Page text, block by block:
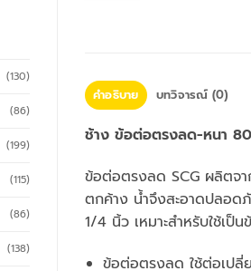
(130)
(86)
(199)
(115)
(86)
(138)
คำอธิบาย บทวิจารณ์ (0)
ช้าง ข้อต่อตรงลด-หนา
ข้อต่อตรงลด SCG ผลิตจ
ตกค้าง น้ำจึงสะอาดปลอด
1/4 นิ้ว เหมาะสำหรับใช้เป็
ข้อต่อตรงลด ใช้ต่อเปลี่